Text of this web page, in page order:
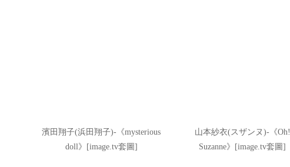
濱田翔子(浜田翔子)-《mysterious
doll》[image.tv套圖]
山本紗衣(スザンヌ)-《Oh!
Suzanne》[image.tv套圖]